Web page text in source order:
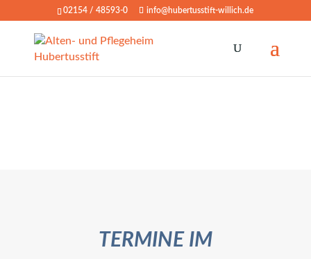
02154 / 48593-0 info@hubertusstift-willich.de
TERMINE IM